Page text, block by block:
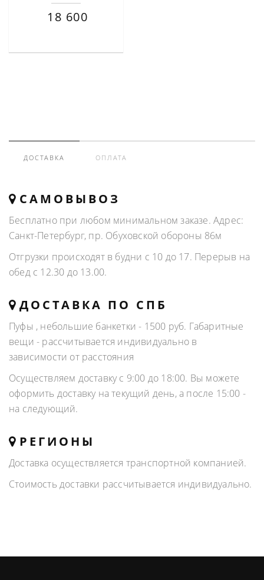
18 600
ДОСТАВКА ОПЛАТА
САМОВЫВОЗ
Бесплатно при любом минимальном заказе. Адрес:
Санкт-Петербург, пр. Обуховской обороны 86м
Отгрузки происходят в будни с 10 до 17. Перерыв на
обед с 12.30 до 13.00.
ДОСТАВКА ПО СПБ
Пуфы , небольшие банкетки - 1500 руб. Габаритные
вещи - рассчитывается индивидуально в
зависимости от расстояния
Осуществляем доставку с 9:00 до 18:00. Вы можете
оформить доставку на текущий день, а после 15:00 -
на следующий.
РЕГИОНЫ
Доставка осуществляется транспортной компанией.
Стоимость доставки рассчитывается индивидуально.